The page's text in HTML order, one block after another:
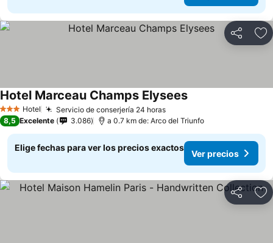
Compartir
3 Estrellas
Hotel Servicio de conserjería 24 horasVer precios
Hotel Marceau Champs ElyseesVer precios
8,5 Excelente 3.086 a 0.7 km de: Arco del Triunfo
Elige fechas para ver los precios exactos
Ver precios
Compartir